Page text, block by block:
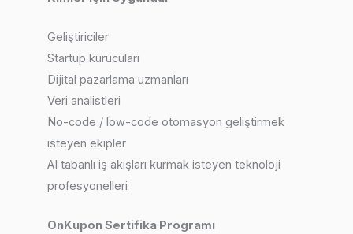
Geliştiriciler
Startup kurucuları
Dijital pazarlama uzmanları
Veri analistleri
No-code / low-code otomasyon geliştirmek
isteyen ekipler
AI tabanlı iş akışları kurmak isteyen teknoloji
profesyonelleri
OnKupon Sertifika Programı